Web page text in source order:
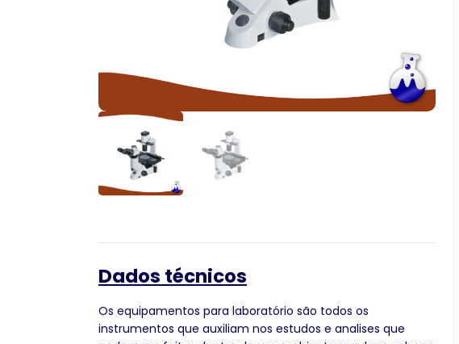
Dados técnicos
Os equipamentos para laboratório são todos os
instrumentos que auxiliam nos estudos e analises que